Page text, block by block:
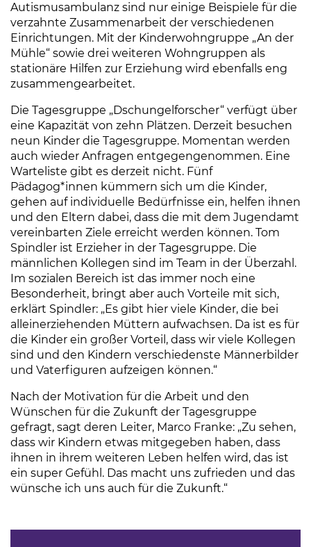
Autismusambulanz sind nur einige Beispiele für die
verzahnte Zusammenarbeit der verschiedenen
Einrichtungen. Mit der Kinderwohngruppe „An der
Mühle“ sowie drei weiteren Wohngruppen als
stationäre Hilfen zur Erziehung wird ebenfalls eng
zusammengearbeitet.
Die Tagesgruppe „Dschungelforscher“ verfügt über
eine Kapazität von zehn Plätzen. Derzeit besuchen
neun Kinder die Tagesgruppe. Momentan werden
auch wieder Anfragen entgegengenommen. Eine
Warteliste gibt es derzeit nicht. Fünf
Pädagog*innen kümmern sich um die Kinder,
gehen auf individuelle Bedürfnisse ein, helfen ihnen
und den Eltern dabei, dass die mit dem Jugendamt
vereinbarten Ziele erreicht werden können. Tom
Spindler ist Erzieher in der Tagesgruppe. Die
männlichen Kollegen sind im Team in der Überzahl.
Im sozialen Bereich ist das immer noch eine
Besonderheit, bringt aber auch Vorteile mit sich,
erklärt Spindler: „Es gibt hier viele Kinder, die bei
alleinerziehenden Müttern aufwachsen. Da ist es für
die Kinder ein großer Vorteil, dass wir viele Kollegen
sind und den Kindern verschiedenste Männerbilder
und Vaterfiguren aufzeigen können.“
Nach der Motivation für die Arbeit und den
Wünschen für die Zukunft der Tagesgruppe
gefragt, sagt deren Leiter, Marco Franke: „Zu sehen,
dass wir Kindern etwas mitgegeben haben, dass
ihnen in ihrem weiteren Leben helfen wird, das ist
ein super Gefühl. Das macht uns zufrieden und das
wünsche ich uns auch für die Zukunft.“